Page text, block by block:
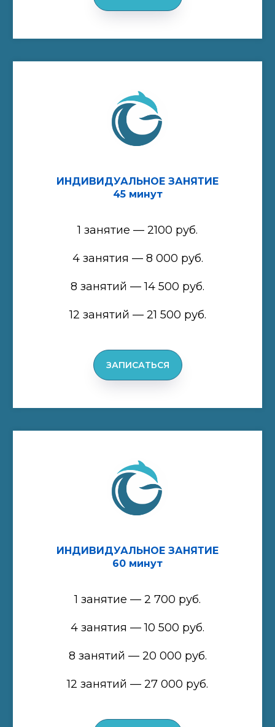
ИНДИВИДУАЛЬНОЕ ЗАНЯТИЕ
45 минут
1 занятие — 2100 руб.
4 занятия — 8 000 руб.
8 занятий — 14 500 руб.
12 занятий — 21 500 руб.
ЗАПИСАТЬСЯ
ИНДИВИДУАЛЬНОЕ ЗАНЯТИЕ
60 минут
1 занятие — 2 700 руб.
4 занятия — 10 500 руб.
8 занятий — 20 000 руб.
12 занятий — 27 000 руб.